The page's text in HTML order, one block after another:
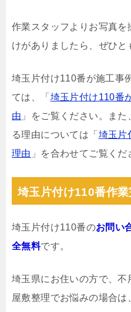
作業スタッフよりお写真
けがありましたら、ぜひと
埼玉片付け110番が施工事
ては、「 埼玉片付け110番
由 」をご覧ください。ま
る理由については「 埼玉片
理由 」を合わせてご覧くだ
埼玉片付け110番作
埼玉片付け110番のお問い
全無料です。
埼玉県にお住いの方で、不
屋敷整理でお悩みの場合